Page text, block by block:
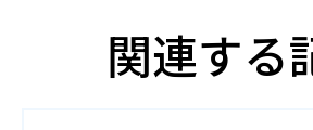
関連する